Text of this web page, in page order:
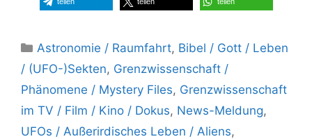
Kategorien
Astronomie / Raumfahrt, Bibel / Gott / Leben
/ (UFO-)Sekten, Grenzwissenschaft /
Phänomene / Mystery Files, Grenzwissenschaft
im TV / Film / Kino / Dokus, News-Meldung,
UFOs / Außerirdisches Leben / Aliens,